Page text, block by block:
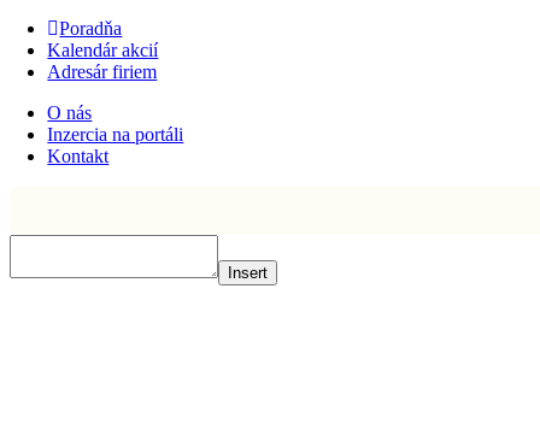
Poradňa
Kalendár akcií
Adresár firiem
O nás
Inzercia na portáli
Kontakt
Insert